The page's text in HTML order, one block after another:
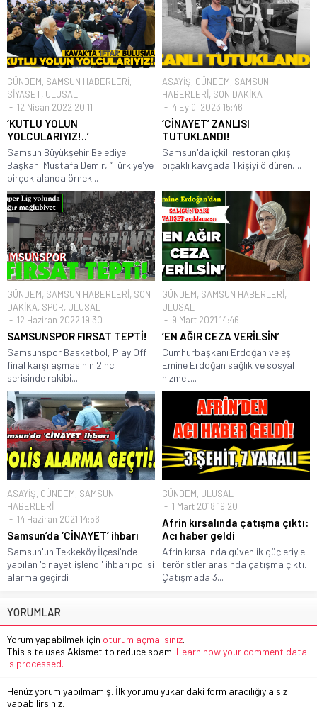
GÜNDEM, SAMSUN HABERLERİ,
SİYASET, ULUSAL
12 Nisan 2022 20:11
‘KUTLU YOLUN
YOLCULARIYIZ!..’
Samsun Büyükşehir Belediye
Başkanı Mustafa Demir, “Türkiye'ye
birçok alanda örnek...
ASAYİŞ, GÜNDEM, SAMSUN
HABERLERİ, SON DAKİKA
4 Eylül 2023 15:46
‘CİNAYET’ ZANLISI
TUTUKLANDI!
Samsun'da içkili restoran çıkışı
bıçaklı kavgada 1 kişiyi öldüren,...
GÜNDEM, SAMSUN HABERLERİ, SON
DAKİKA, SPOR, ULUSAL
12 Haziran 2022 19:30
SAMSUNSPOR FIRSAT TEPTİ!
Samsunspor Basketbol, Play Off
final karşılaşmasının 2'nci
serisinde rakibi...
GÜNDEM, SAMSUN HABERLERİ,
ULUSAL
9 Mart 2021 14:46
‘EN AĞIR CEZA VERİLSİN’
Cumhurbaşkanı Erdoğan ve eşi
Emine Erdoğan sağlık ve sosyal
hizmet...
ASAYİŞ, GÜNDEM, SAMSUN
HABERLERİ
14 Haziran 2021 14:56
Samsun’da ‘CİNAYET’ ihbarı
Samsun'un Tekkeköy İlçesi'nde
yapılan 'cinayet işlendi' ihbarı polisi
alarma geçirdi
GÜNDEM, ULUSAL
1 Mart 2018 19:20
Afrin kırsalında çatışma çıktı:
Acı haber geldi
Afrin kırsalında güvenlik güçleriyle
teröristler arasında çatışma çıktı.
Çatışmada 3...
YORUMLAR
Yorum yapabilmek için oturum açmalısınız.
This site uses Akismet to reduce spam. Learn how your comment data
is processed.
Henüz yorum yapılmamış. İlk yorumu yukarıdaki form aracılığıyla siz
yapabilirsiniz.